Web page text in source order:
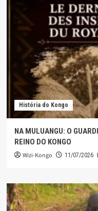
História do Kongo
NA MULUANGU: O
REINO DO KONGO
Wizi-Kongo 11/07/2026